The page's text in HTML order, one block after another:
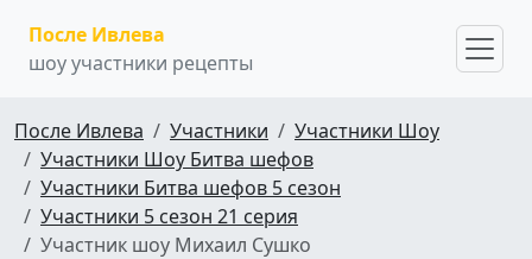
После Ивлева
шоу участники рецепты
После Ивлева Участники
Участники Шоу
Участники Шоу Битва шефов
Участники Битва шефов 5 сезон
Участники 5 сезон 21 серия
Участник шоу Михаил Сушко